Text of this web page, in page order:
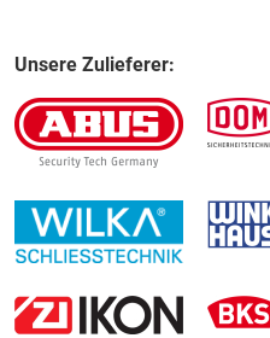
Unsere Zulieferer: